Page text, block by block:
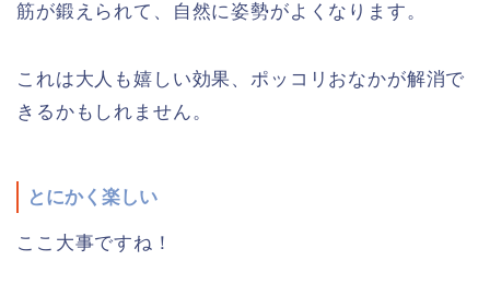
筋が鍛えられて、自然に姿勢がよくなります。
これは大人も嬉しい効果、ポッコリおなかが解消で
きるかもしれません。
とにかく楽しい
ここ大事ですね！